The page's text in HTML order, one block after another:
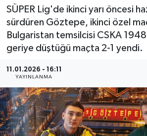
SÜPER Lig'de ikinci yarı öncesi
sürdüren Göztepe, ikinci özel
Bulgaristan temsilcisi CSKA
geriye düştüğü maçta 2-1 yendi.
11.01.2026 - 16:11
YAYINLANMA
Ekonomi
Sağlık
Magazin
Kültür Sanat
Resmi Reklam
Röportajlar
Son Dakika Haberleri
Haber Arşivi